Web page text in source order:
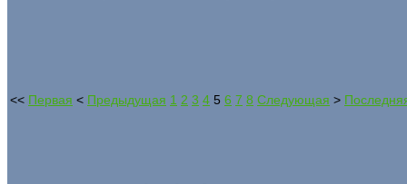
<< Первая < Предыдущая 1 2 3 4 5 6 7 8 Следующая >